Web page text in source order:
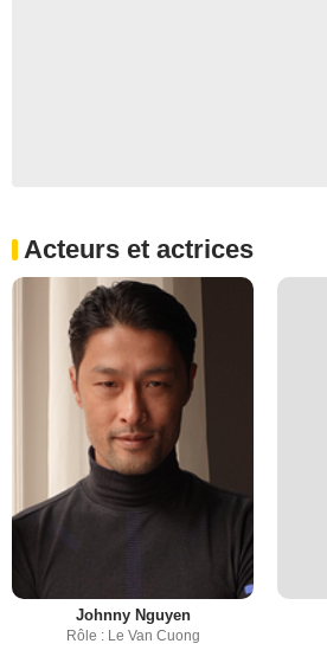
Acteurs et actrices
Johnny Nguyen
Rôle : Le Van Cuong